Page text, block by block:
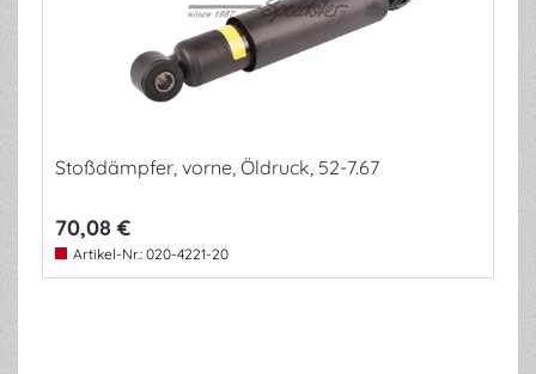
Stoßdämpfer, vorne, Öldruck, 52-7.67
70,08 €
Artikel-Nr.: 020-4221-20